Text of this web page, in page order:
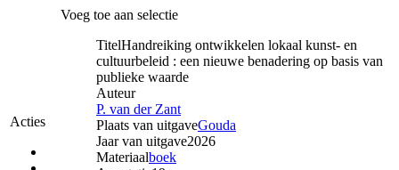
Acties
Voeg toe aan selectie
TitelHandreiking ontwikkelen lokaal kunst- en
cultuurbeleid : een nieuwe benadering op basis van
publieke waarde
Auteur
P. van der Zant
Plaats van uitgaveGouda
Jaar van uitgave2026
Materiaalboek